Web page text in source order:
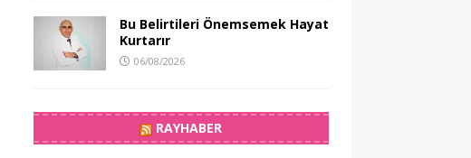
Bu Belirtileri Önemsemek Hayat
Kurtarır
06/08/2026
RAYHABER